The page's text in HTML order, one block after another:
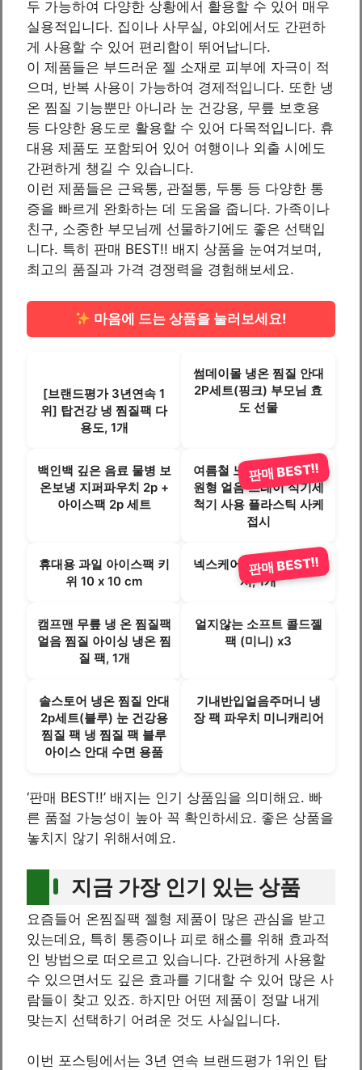
두 가능하여 다양한 상황에서 활용할 수 있어 매우
실용적입니다. 집이나 사무실, 야외에서도 간편하
게 사용할 수 있어 편리함이 뛰어납니다.
이 제품들은 부드러운 젤 소재로 피부에 자극이 적
으며, 반복 사용이 가능하여 경제적입니다. 또한 냉
온 찜질 기능뿐만 아니라 눈 건강용, 무릎 보호용
등 다양한 용도로 활용할 수 있어 다목적입니다. 휴
대용 제품도 포함되어 있어 여행이나 외출 시에도
간편하게 챙길 수 있습니다.
이런 제품들은 근육통, 관절통, 두통 등 다양한 통
증을 빠르게 완화하는 데 도움을 줍니다. 가족이나
친구, 소중한 부모님께 선물하기에도 좋은 선택입
니다. 특히 판매 BEST!! 배지 상품을 눈여겨보며,
최고의 품질과 가격 경쟁력을 경험해보세요.
마음에 드는 상품을 눌러보세요!
[브랜드평가 3년연속 1
위] 탑건강 냉 찜질팩 다
용도, 1개
썸데이몰 냉온 찜질 안대
2P세트(핑크) 부모님 효
도 선물
백인백 깊은 음료 물병 보
온보냉 지퍼파우치 2p +
아이스팩 2p 세트
여름철 노점 물통 보냉용
원형 얼음 트레이 식기세
척기 사용 플라스틱 사케
접시
판매 BEST!!
휴대용 과일 아이스팩 키
위 10 x 10 cm
넥스케어 냉온 찜질팩 맥
시, 1개
판매 BEST!!
캠프맨 무릎 냉 온 찜질팩
얼음 찜질 아이싱 냉온 찜
질 팩, 1개
얼지않는 소프트 콜드젤
팩 (미니) x3
솔스토어 냉온 찜질 안대
2p세트(블루) 눈 건강용
찜질 팩 냉 찜질 팩 블루
아이스 안대 수면 용품
기내반입얼음주머니 냉
장 팩 파우치 미니캐리어
‘판매 BEST!!’ 배지는 인기 상품임을 의미해요. 빠
른 품절 가능성이 높아 꼭 확인하세요. 좋은 상품을
놓치지 않기 위해서예요.
지금 가장 인기 있는 상품
요즘들어 온찜질팩 젤형 제품이 많은 관심을 받고
있는데요, 특히 통증이나 피로 해소를 위해 효과적
인 방법으로 떠오르고 있습니다. 간편하게 사용할
수 있으면서도 깊은 효과를 기대할 수 있어 많은 사
람들이 찾고 있죠. 하지만 어떤 제품이 정말 내게
맞는지 선택하기 어려운 것도 사실입니다.
이번 포스팅에서는 3년 연속 브랜드평가 1위인 탑